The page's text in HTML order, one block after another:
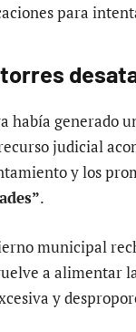
para
había generado
judicial
y los
.
municipal
a alimentar
y